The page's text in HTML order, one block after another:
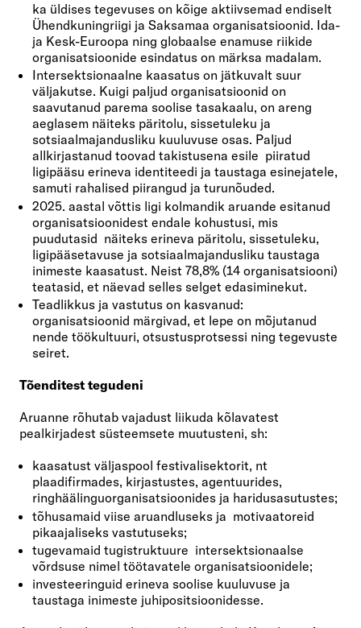
ka üldises tegevuses on kõige aktiivsemad endiselt
Ühendkuningriigi ja Saksamaa organisatsioonid. Ida-
ja Kesk-Euroopa ning globaalse enamuse riikide
organisatsioonide esindatus on märksa madalam.
Intersektsionaalne kaasatus on jätkuvalt suur
väljakutse. Kuigi paljud organisatsioonid on
saavutanud parema soolise tasakaalu, on areng
aeglasem näiteks päritolu, sissetuleku ja
sotsiaalmajandusliku kuuluvuse osas. Paljud
allkirjastanud toovad takistusena esile piiratud
ligipääsu erineva identiteedi ja taustaga esinejatele,
samuti rahalised piirangud ja turunõuded.
2025. aastal võttis ligi kolmandik aruande esitanud
organisatsioonidest endale kohustusi, mis
puudutasid näiteks erineva päritolu, sissetuleku,
ligipääsetavuse ja sotsiaalmajandusliku taustaga
inimeste kaasatust. Neist 78,8% (14 organisatsiooni)
teatasid, et näevad selles selget edasiminekut.
Teadlikkus ja vastutus on kasvanud:
organisatsioonid märgivad, et lepe on mõjutanud
nende töökultuuri, otsustusprotsessi ning tegevuste
seiret.
Tõenditest tegudeni
Aruanne rõhutab vajadust liikuda kõlavatest
pealkirjadest süsteemsete muutusteni, sh:
kaasatust väljaspool festivalisektorit, nt
plaadifirmades, kirjastustes, agentuurides,
ringhäälinguorganisatsioonides ja haridusasutustes;
tõhusamaid viise aruandluseks ja motivaatoreid
pikaajaliseks vastutuseks;
tugevamaid tugistruktuure intersektsionaalse
võrdsuse nimel töötavatele organisatsioonidele;
investeeringuid erineva soolise kuuluvuse ja
taustaga inimeste juhipositsioonidesse.